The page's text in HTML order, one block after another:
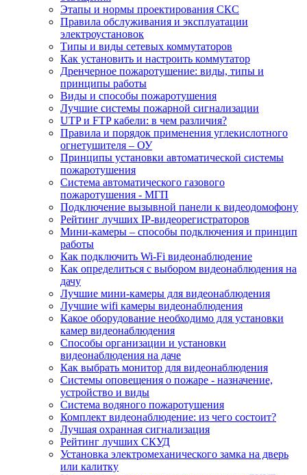
Этапы и нормы проектирования СКС
Правила обслуживания и эксплуатации
электроустановок
Типы и виды сетевых коммутаторов
Как установить и настроить коммутатор
Дренчерное пожаротушение: виды, типы и
принципы работы
Виды и способы пожаротушения
Лучшие системы пожарной сигнализации
UTP и FTP кабели: в чем различия?
Правила и порядок применения углекислотного
огнетушителя – ОУ
Принципы установки автоматической системы
пожаротушения
Система автоматического газового
пожаротушения - МГП
Подключение вызывной панели к видеодомофону
Рейтинг лучших IP-видеорегистраторов
Мини-камеры – способы подключения и принцип
работы
Как подключить Wi-Fi видеонаблюдение
Как определиться с выбором видеонаблюдения на
дачу
Лучшие мини-камеры для видеонаблюдения
Лучшие wifi камеры видеонаблюдения
Какое оборудование необходимо для установки
камер видеонаблюдения
Способы организации и установки
видеонаблюдения на даче
Как выбрать монитор для видеонаблюдения
Системы оповещения о пожаре - назначение,
устройство и виды
Система водяного пожаротушения
Комплект видеонаблюдение: из чего состоит?
Лучшая охранная сигнализация
Рейтинг лучших СКУД
Установка электромеханического замка на дверь
или калитку